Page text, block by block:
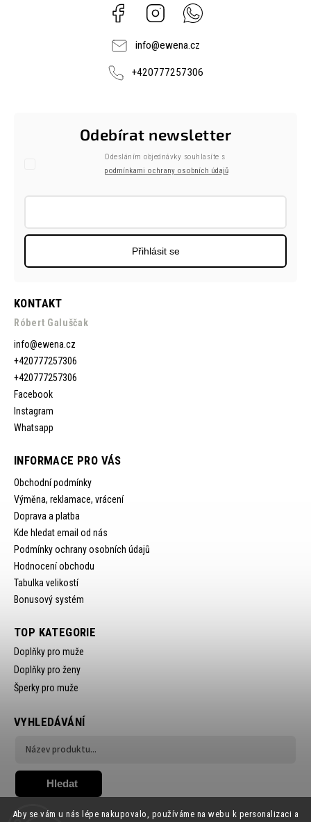
Aby se vám u nás lépe nakupovalo, používáme na webu k personalizaci a
Facebook Instagram
info@ewena.cz
+420777257306
KONTAKT
Róbert Galuščak
info@ewena.cz
+420777257306
+420777257306
Facebook
Instagram
Whatsapp
INFORMACE PRO VÁS
Obchodní podmínky
Výměna, reklamace, vrácení
Doprava a platba
Kde hledat email od nás
Podmínky ochrany osobních údajů
Hodnocení obchodu
Tabulka velikostí
Bonusový systém
Odebírat newsletter
Odesláním objednávky souhlasíte s
podmínkami ochrany osobních údajů
Přihlásit se
TOP KATEGORIE
Doplňky pro muže
Doplňky pro ženy
Šperky pro muže
VYHLEDÁVÁNÍ
Hledat